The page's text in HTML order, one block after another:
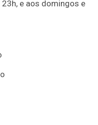
e aos domingos e